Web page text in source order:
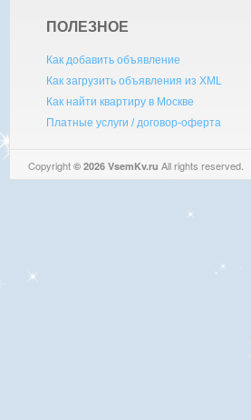
ПОЛЕЗНОЕ
Как добавить объявление
Как загрузить объявления из XML
Как найти квартиру в Москве
Платные услуги / договор-оферта
Copyright © 2026 VsemKv.ru All rights reserved.